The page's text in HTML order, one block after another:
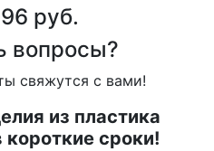
руб.
вопросы?
свяжутся с вами!
из пластика
сроки!